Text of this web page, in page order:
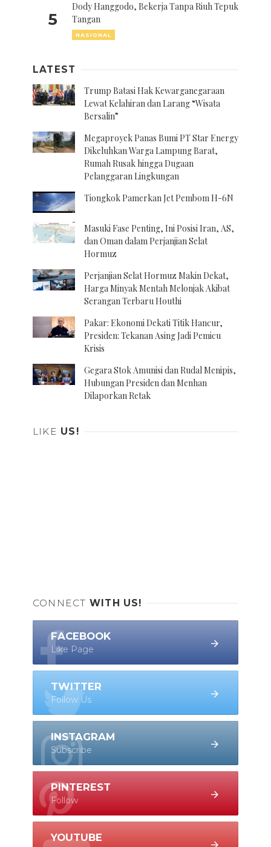
5
Dody Hanggodo, Bekerja Tanpa Riuh Tepuk
Tangan
NASIONAL
LATEST
Trump Batasi Hak Kewarganegaraan
Lewat Kelahiran dan Larang “Wisata
Bersalin”
Megaproyek Panas Bumi PT Star Energy
Dikeluhkan Warga Lampung Barat,
Rumah Rusak hingga Dugaan
Pelanggaran Lingkungan
Tiongkok Pamerkan Jet Pembom H-6N
Masuki Fase Penting, Ini Posisi Iran, AS,
dan Oman dalam Perjanjian Selat
Hormuz
Perjanjian Selat Hormuz Makin Dekat,
Harga Minyak Mentah Melonjak Akibat
Serangan Terbaru Houthi
Pakar: Ekonomi Dekati Titik Hancur,
Presiden: Tekanan Asing Jadi Pemicu
Krisis
Gegara Stok Amunisi dan Rudal Menipis,
Hubungan Presiden dan Menhan
Dilaporkan Retak
LIKE US!
CONNECT WITH US!
FACEBOOK
Like Page
TWITTER
Follow Us
INSTAGRAM
Subscribe
PINTEREST
Follow
YOUTUBE